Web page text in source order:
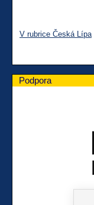
V rubrice Česká Lípa
Podpora